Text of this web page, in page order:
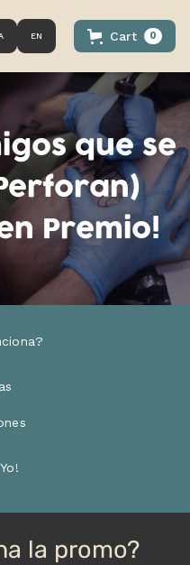
EN Cart 0
que se
Premio!
la promo?